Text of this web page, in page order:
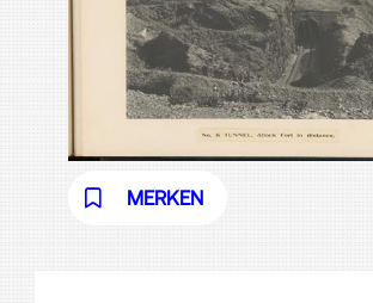
MERKEN